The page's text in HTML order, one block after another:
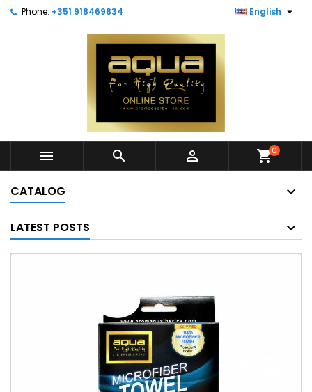
Phone: +351 918469834 English 
   shopping_cart0
CATALOG
LATEST POSTS